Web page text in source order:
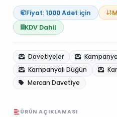
Fiyat: 1000 Adet için
KDV Dahil
Davetiyeler
Kampanyalı Düğün
Mercan Davetiye
ÜRÜN AÇIKLAMASI